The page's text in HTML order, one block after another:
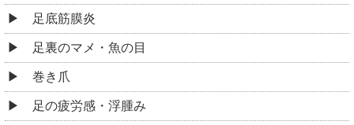
足底筋膜炎
足裏のマメ・魚の目
巻き爪
足の疲労感・浮腫み